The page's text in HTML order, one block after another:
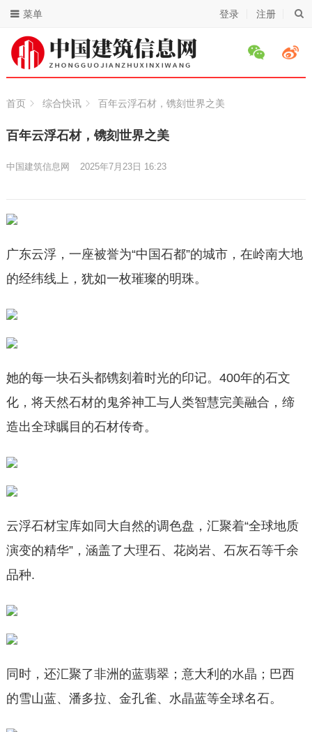
登录 注册
菜单
首页 综合快讯 百年云浮石材，镌刻世界之美
百年云浮石材，镌刻世界之美
中国建筑信息网 2025年7月23日 16:23
广东云浮，一座被誉为“中国石都”的城市，在岭南大地
的经纬线上，犹如一枚璀璨的明珠。
她的每一块石头都镌刻着时光的印记。400年的石文
化，将天然石材的鬼斧神工与人类智慧完美融合，缔
造出全球瞩目的石材传奇。
云浮石材宝库如同大自然的调色盘，汇聚着“全球地质
演变的精华”，涵盖了大理石、花岗岩、石灰石等千余
品种.
同时，还汇聚了非洲的蓝翡翠；意大利的水晶；巴西
的雪山蓝、潘多拉、金孔雀、水晶蓝等全球名石。